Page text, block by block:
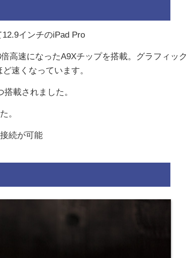
インチのiPad Pro
高速になったA9Xチップを搭載。グラフィック
速くなっています。
載されました。
。
続が可能